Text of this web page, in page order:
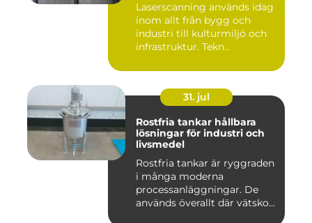
Laserscanning används idag
inom allt från bygg och
industri till kulturmiljö och
infrastruktur. Tekn...
31. jul
Rostfria tankar hållbara
lösningar för industri och
livsmedel
Rostfria tankar är ryggraden
i många moderna
processanläggningar. De
används överallt där vätskor,